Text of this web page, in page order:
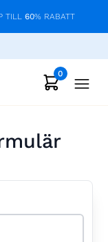
TILL 60% RABATT
0